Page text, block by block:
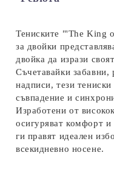
Тениските "'The King
за двойки
двойка да изрази
Съчетавайки
надписи, тези
съвпадение и
Изработени от
осигуряват комфорт и
ги правят идеален
всекидневно носене.